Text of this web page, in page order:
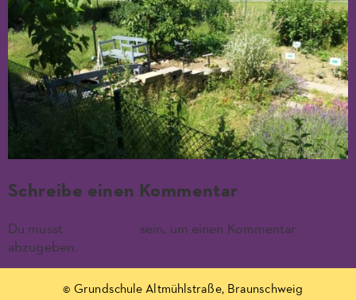
Schreibe einen Kommentar
Du musst
sein, um einen Kommentar
abzugeben.
© Grundschule Altmühlstraße, Braunschweig